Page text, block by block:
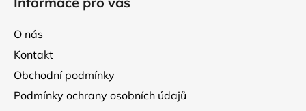
O nás
Kontakt
Obchodní podmínky
Podmínky ochrany osobních údajů